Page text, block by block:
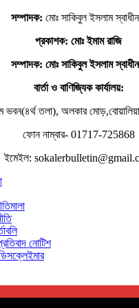
সম্পাদক: মোঃ সাকিবুল ইসলাম
প্রকাশক: মোঃ ইমাম রাজি
সম্পাদক: মোঃ সাকিবুল ইসলাম
বার্তা ও বাণিজ্যিক কার্যালয়:
ভবন(৪র্থ তলা), অলকার মোড়,বোয়ালিয়া
ফোন নাম্বার- 01717-725868
ইমেইল:
নোটিশ